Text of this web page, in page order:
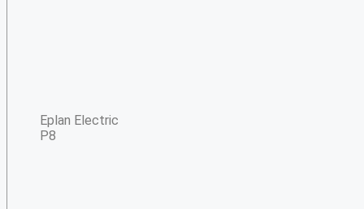
Eplan Electric
P8